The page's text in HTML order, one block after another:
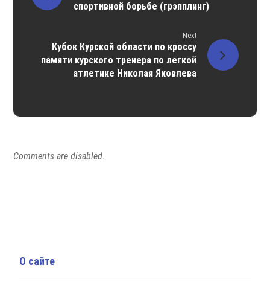
спортивной борьбе (грэпплинг)
Next
Кубок Курской области по кроссу
памяти курского тренера по легкой
атлетике Николая Яковлева
Comments are disabled.
О сайте